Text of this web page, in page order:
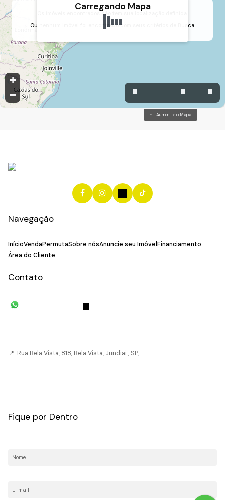
Jardim Flórida, Jundiaí, São Paulo, Brasil
+
−
Carregando Mapa
Os imóveis encontrados não tem sua localização definida.
Ou nenhum Imóvel foi encontrado com seus critérios de Busca.
Aumentar o Mapa
Navegação
InícioVendaPermutaSobre nósAnuncie seu Imóvel Financiamento
Área do Cliente
Contato
📍 Rua Bela Vista, 818, Bela Vista, Jundiai , SP,
Fique por Dentro